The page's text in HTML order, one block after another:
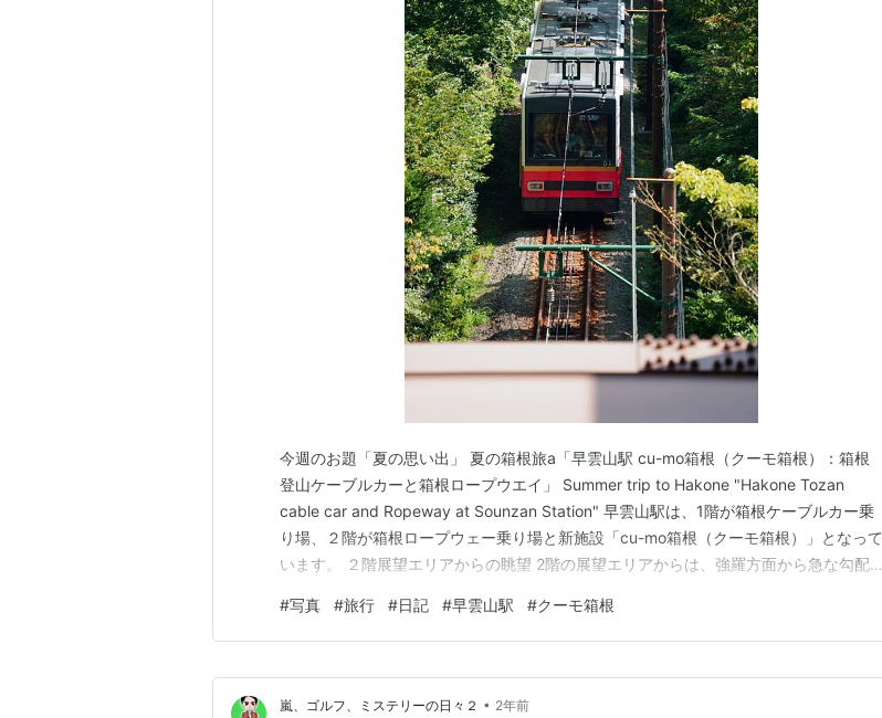
今週のお題「夏の思い出」 夏の箱根旅a「早雲山駅 cu-mo箱根（クーモ箱根）：箱根
登山ケーブルカーと箱根ロープウエイ」 Summer trip to Hakone "Hakone Tozan
cable car and Ropeway at Sounzan Station" 早雲山駅は、1階が箱根ケーブルカー乗
り場、２階が箱根ロープウェー乗り場と新施設「cu-mo箱根（クーモ箱根）」となって
います。 ２階展望エリアからの眺望 2階の展望エリアからは、強羅方面から急な勾配
った”くもぱん”の販売が１０時半からということ…
#写真 #旅行 #日記 #早雲山駅 #クーモ箱根
嵐、ゴルフ、ミステリーの日々２ • 2年前